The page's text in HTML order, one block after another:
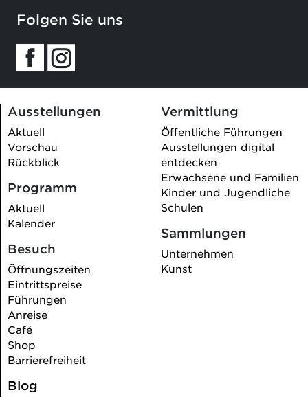
this
Folgen Sie uns
Ausstellungen
Aktuell
Vorschau
Rückblick
Programm
Aktuell
Kalender
Besuch
Öffnungszeiten
Eintrittspreise
Führungen
Anreise
Café
Shop
Barrierefreiheit
Vermittlung
Öffentliche Führungen
Ausstellungen digital
entdecken
Erwachsene und Familien
Kinder und Jugendliche
Schulen
Sammlungen
Unternehmen
Kunst
Blog